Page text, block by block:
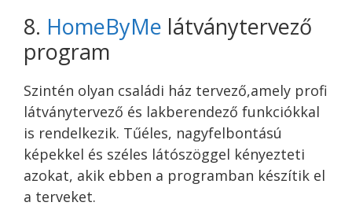
8. HomeByMe látványtervező
program
Szintén olyan családi ház tervező,amely profi
látványtervező és lakberendező funkciókkal
is rendelkezik. Tűéles, nagyfelbontású
képekkel és széles látószöggel kényezteti
azokat, akik ebben a programban készítik el
a terveket.